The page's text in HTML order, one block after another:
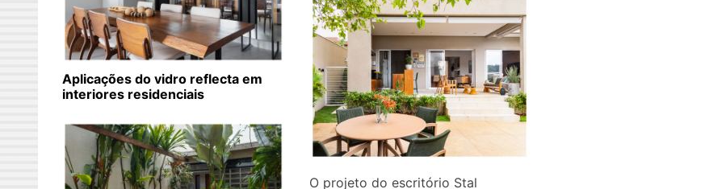
O projeto do escritório Stal
Aplicações do vidro reflecta em
interiores residenciais